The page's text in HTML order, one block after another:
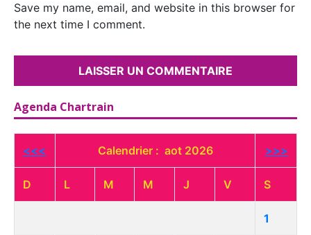
Save my name, email, and website in this browser for
the next time I comment.
Agenda Chartrain
<<< Calendrier : aot 2026 >>>
D L M M J V S
1